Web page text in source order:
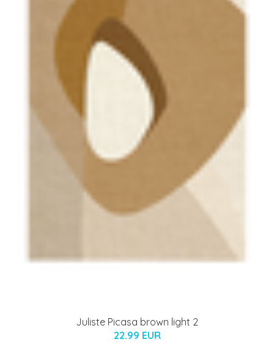
Juliste Picasa brown light 2
22.99 EUR